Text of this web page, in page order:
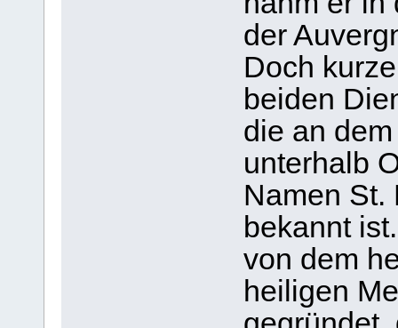
der
Doch
beiden
die an
unterhalb
Namen St.
bekannt
von dem
heiligen